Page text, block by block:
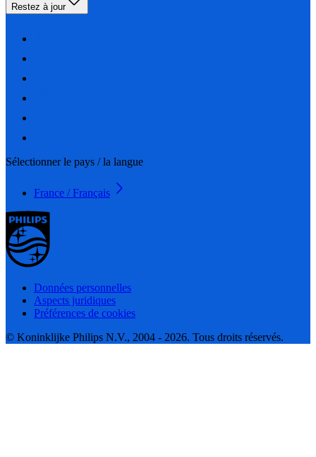
Restez à jour
Sélectionner le pays / la langue
France / Français
Données personnelles
Aspects juridiques
Préférences de cookies
© Koninklijke Philips N.V., 2004 - 2026. Tous droits réservés.